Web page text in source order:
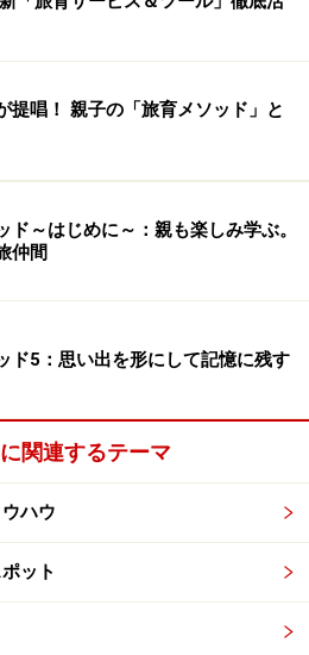
も子どももめいっぱい遊びまし
すめ
ありました。広々とした敷地内
もあるのだとか。
ーや乗馬の体験ができます。我
体験できましたし、お友達のお
した。
ひとりで乗れました
です。最新の内容をご確認くださ
提唱！ 親子の「旅育メソッド」と
ド～はじめに～：親も楽しみ学ぶ。
仲間
ド5：思い出を形にして記憶に残す
関連するテーマ
ハウ
ット